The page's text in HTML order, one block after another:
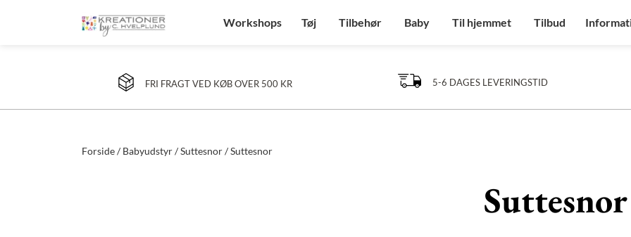
Workshops Tøj Tilbehør Baby Til hjemmet Tilbud
FRI FRAGT VED KØB OVER 500 KR 5-6 DAGES LEVERINGSTID
Forside/ Babyudstyr/Suttesnor/ Suttesnor
Suttesnor